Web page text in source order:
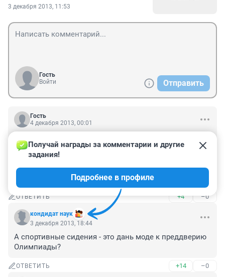
3 декабря 2013, 11:53
Гость
Войти
Отправить
Гость
4 декабря 2013, 00:01
законодательно запретить служебный транспорт.
работая в мелких и средних предприятиях я не видел
служебных машин, если надо куда то съездить едут
на своих и это в порядке вещей
ОТВЕТИТЬ +4 –0
кондидат наук
Получай награды за комментарии и другие
задания!
Подробнее в профиле
3 декабря 2013, 18:44
А спортивные сидения - это дань моде к преддверию
Олимпиады?
ОТВЕТИТЬ +14 –0